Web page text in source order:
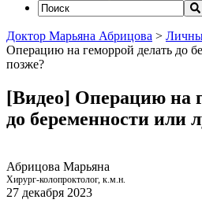
Доктор Марьяна Абрицова >
Операцию на геморрой делать до
позже?
[Видео] Операцию на
до беременности или
Абрицова Марьяна
Хирург-колопроктолог, к.м.н.
27 декабря 2023